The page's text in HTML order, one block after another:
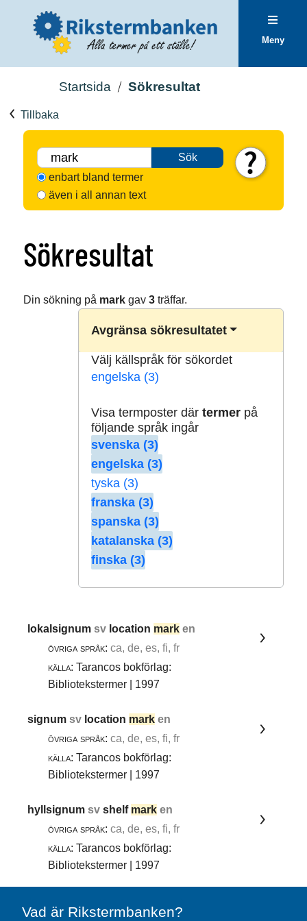
Meny
Startsida Sökresultat
Tillbaka
Sök
enbart bland termer
även i all annan text
Sökresultat
Din sökning på markgav 3träffar.
Avgränsa sökresultatet
Välj källspråk för sökordet
engelska (3)
Visa termposter där termerpå
följande språk ingår
svenska (3)
engelska (3)
tyska (3)
franska (3)
spanska (3)
katalanska (3)
finska (3)
lokalsignumsv location mark en
övriga språk: ca, de, es, fi, fr
källa: Tarancos bokförlag:
Bibliotekstermer | 1997
signumsv location mark en
övriga språk: ca, de, es, fi, fr
källa: Tarancos bokförlag:
Bibliotekstermer | 1997
hyllsignumsvshelf mark en
övriga språk: ca, de, es, fi, fr
källa: Tarancos bokförlag:
Bibliotekstermer | 1997
Vad är Rikstermbanken?